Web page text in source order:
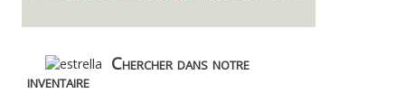
Chercher dans notre
inventaire